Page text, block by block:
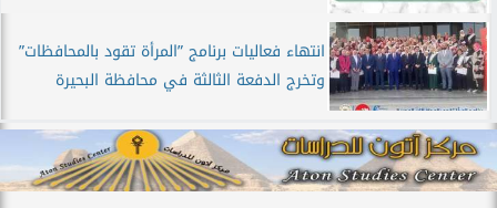
انتهاء فعاليات برنامج ”المرأة تقود بالمحافظات”
وتخرج الدفعة الثالثة في محافظة البحيرة